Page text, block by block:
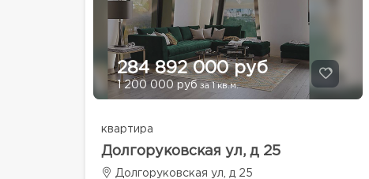
284 892 000 руб
1 200 000 руб за 1 кв.м.
квартира
Долгоруковская ул, д 25
Долгоруковская ул, д 25